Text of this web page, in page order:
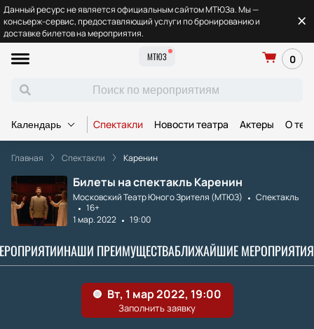
Данный ресурс не является официальным сайтом МТЮЗа. Мы —
консьерж-сервис, предоставляющий услуги по бронированию и
доставке билетов на мероприятия.
МТЮЗ
0
Календарь Спектакли Новости театра Актеры О
Главная Спектакли Каренин
Билеты на спектакль Каренин
Московский Театр Юного Зрителя (МТЮЗ)
Спектакль
16+
1 мар. 2022
19:00
НАШИ ПРЕИМУЩЕСТВАБЛИЖАЙШИЕ МЕРОПРИЯТИЯ